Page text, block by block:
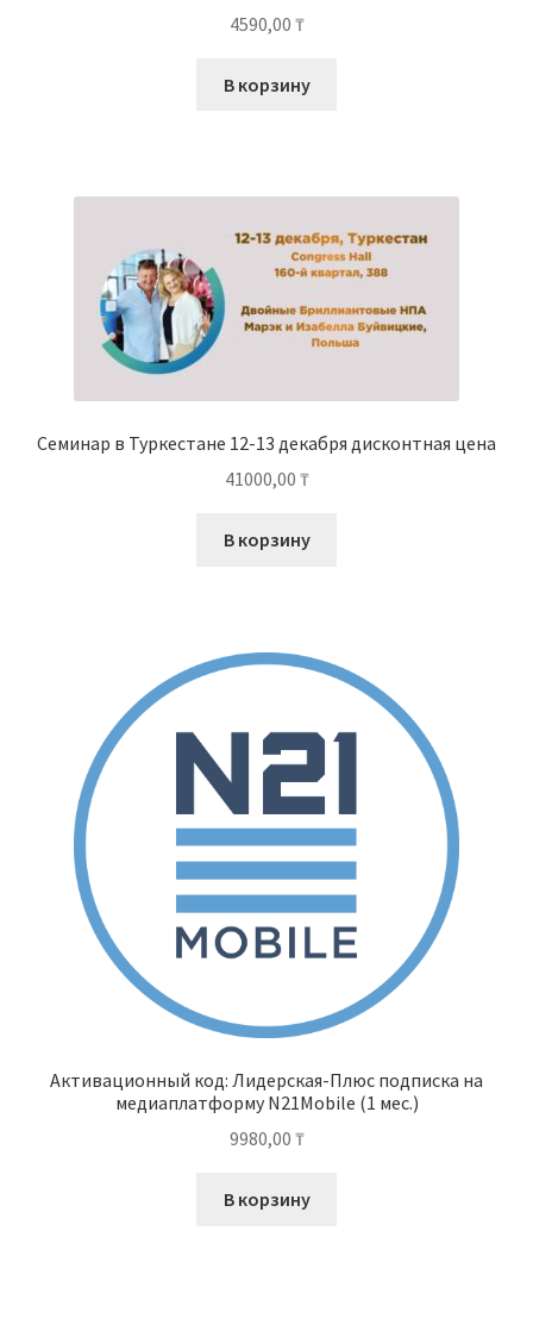
4590,00 ₸
В корзину
Семинар в Туркестане 12-13 декабря дисконтная цена
41000,00 ₸
В корзину
Активационный код: Лидерская-Плюс подписка на
медиаплатформу N21Mobile (1 мес.)
9980,00 ₸
В корзину